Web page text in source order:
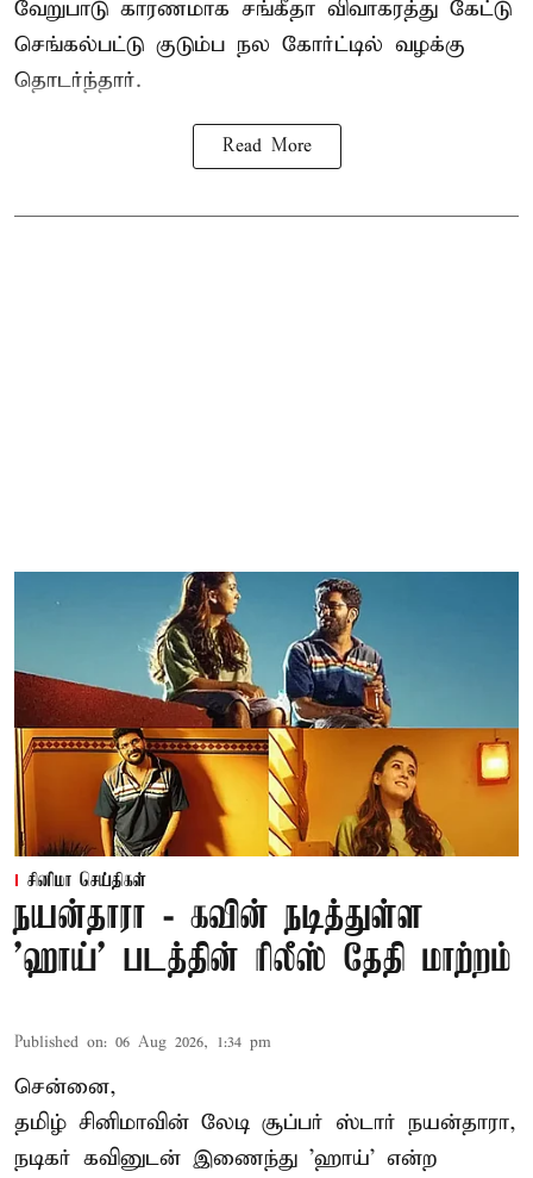
வேறுபாடு காரணமாக சங்கீதா விவாகரத்து கேட்டு
செங்கல்பட்டு குடும்ப நல கோர்ட்டில் வழக்கு
தொடர்ந்தார்.
Read More
சினிமா செய்திகள்
நயன்தாரா - கவின் நடித்துள்ள
'ஹாய்' படத்தின் ரிலீஸ் தேதி மாற்றம்
Published on: 06 Aug 2026, 1:34 pm
சென்னை,
தமிழ் சினிமாவின் லேடி சூப்பர் ஸ்டார் நயன்தாரா,
நடிகர் கவினுடன் இணைந்து 'ஹாய்' என்ற